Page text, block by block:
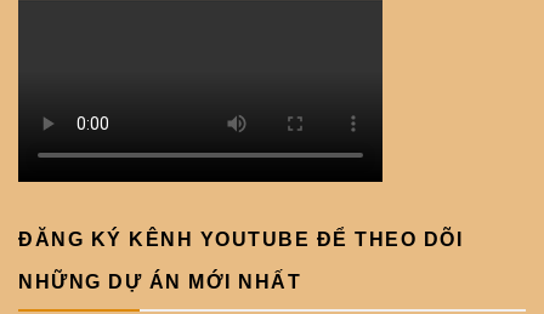
ĐĂNG KÝ KÊNH YOUTUBE ĐỂ THEO DÕI
NHỮNG DỰ ÁN MỚI NHẤT